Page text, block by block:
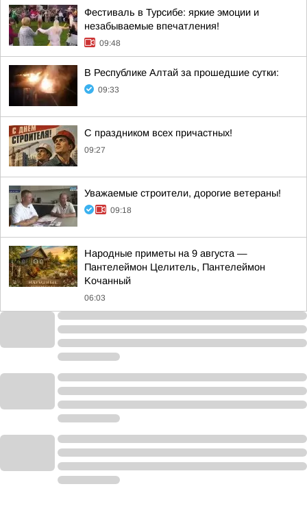
Фестиваль в Турсибе: яркие эмоции и
незабываемые впечатления!
09:48
В Республике Алтай за прошедшие сутки:
09:33
С праздником всех причастных!
09:27
Уважаемые строители, дорогие ветераны!
09:18
Hapoдныe пpимeты нa 9 aвгуcтa —
Пaнтeлeймoн Цeлитeль, Пaнтeлeймoн
Koчaнный
06:03